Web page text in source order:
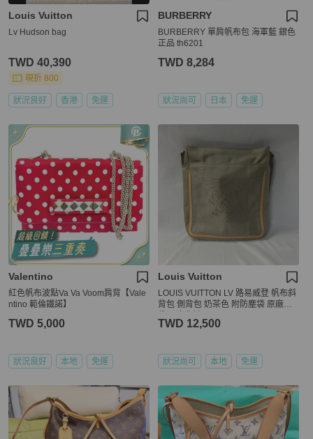
Louis Vuitton
Lv Hudson bag
TWD 40,390
現折 800
狀況良好 香港 免運
BURBERRY
BURBERRY 單肩帆布包 海軍藍 銀色
正品 th6201
TWD 8,284
狀況尚可 日本 免運
Valentino
紅色帆布波點Va Va Voom肩背【Vale
ntino 範倫鐵諾】
TWD 5,000
狀況良好 本地 免運
Louis Vuitton
LOUIS VUITTON LV 路易威登 帆布斜
背包 側背包 奶茶色 附防塵袋 原廠紙
TWD 12,500
狀況尚可 本地 免運